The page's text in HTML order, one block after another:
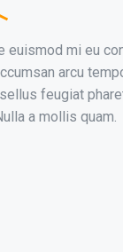
euismod mi eu
arcu
feugiat
a mollis quam.